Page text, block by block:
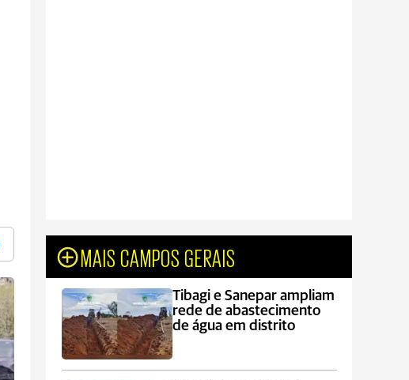
MAIS CAMPOS GERAIS
Tibagi e Sanepar ampliam
rede de abastecimento
de água em distrito